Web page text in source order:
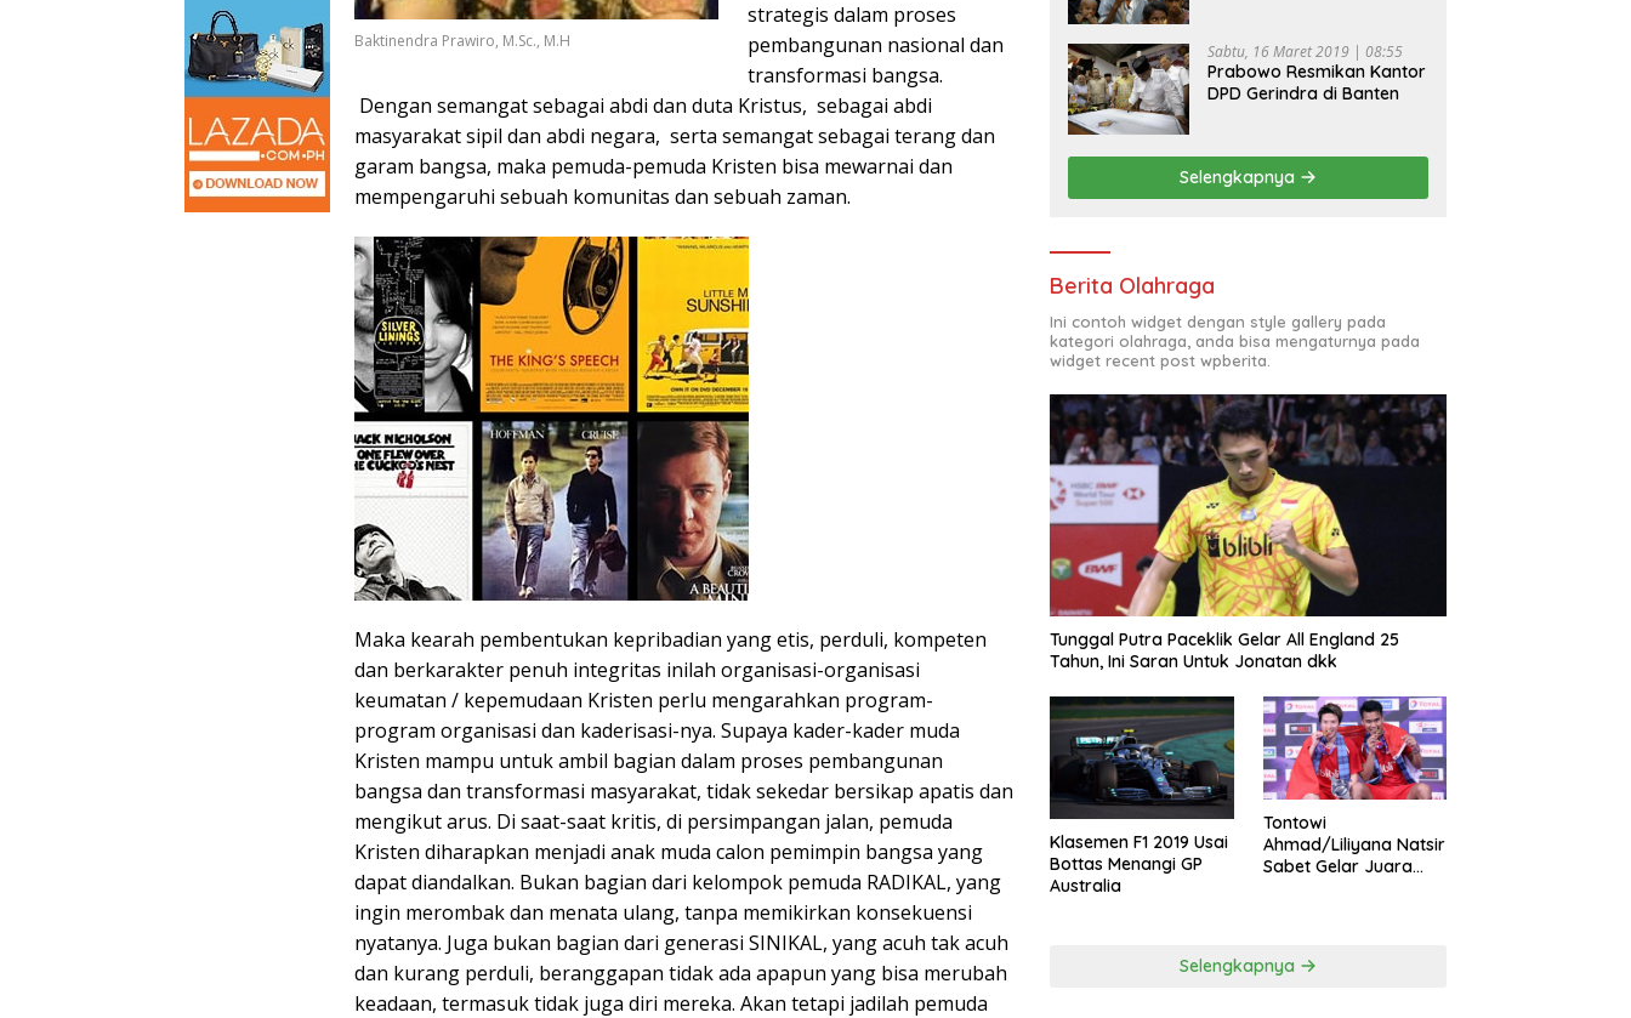
Baktinendra Prawiro, M.Sc., M.H
strategis dalam proses
pembangunan nasional dan
transformasi bangsa.
Dengan semangat sebagai abdi dan duta Kristus, sebagai abdi
masyarakat sipil dan abdi negara, serta semangat sebagai terang dan
garam bangsa, maka pemuda-pemuda Kristen bisa mewarnai dan
mempengaruhi sebuah komunitas dan sebuah zaman.
Maka kearah pembentukan kepribadian yang etis, perduli, kompeten
dan berkarakter penuh integritas inilah organisasi-organisasi
keumatan / kepemudaan Kristen perlu mengarahkan program-
program organisasi dan kaderisasi-nya. Supaya kader-kader muda
Kristen mampu untuk ambil bagian dalam proses pembangunan
bangsa dan transformasi masyarakat, tidak sekedar bersikap apatis dan
mengikut arus. Di saat-saat kritis, di persimpangan jalan, pemuda
Kristen diharapkan menjadi anak muda calon pemimpin bangsa yang
dapat diandalkan. Bukan bagian dari kelompok pemuda RADIKAL, yang
ingin merombak dan menata ulang, tanpa memikirkan konsekuensi
nyatanya. Juga bukan bagian dari generasi SINIKAL, yang acuh tak acuh
dan kurang perduli, beranggapan tidak ada apapun yang bisa merubah
keadaan, termasuk tidak juga diri mereka. Akan tetapi jadilah pemuda
Sabtu, 16 Maret 2019 | 08:55
Prabowo Resmikan Kantor
DPD Gerindra di Banten
Selengkapnya
Berita Olahraga
Ini contoh widget dengan style gallery pada
kategori olahraga, anda bisa mengaturnya pada
widget recent post wpberita.
Tunggal Putra Paceklik Gelar All England 25
Tahun, Ini Saran Untuk Jonatan dkk
Klasemen F1 2019 Usai
Bottas Menangi GP
Australia
Tontowi
Ahmad/Liliyana Natsir
Sabet Gelar Juara
Selengkapnya